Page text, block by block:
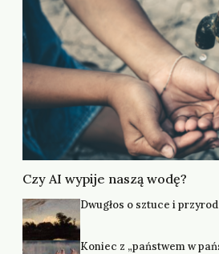
Czy AI wypije naszą wodę?
Dwugłos o sztuce i
Koniec z „państwem w